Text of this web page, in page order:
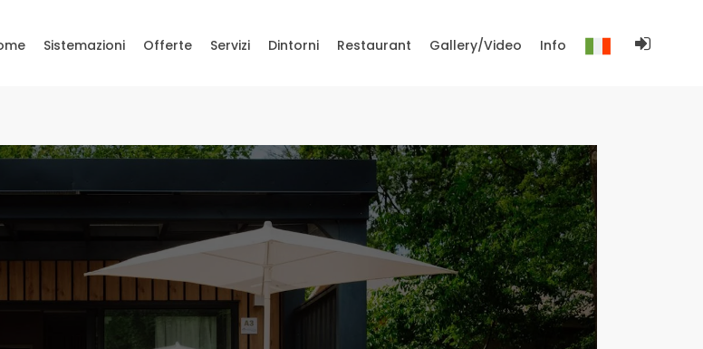
Sistemazioni Offerte Servizi Dintorni Restaurant Gallery/Video Info